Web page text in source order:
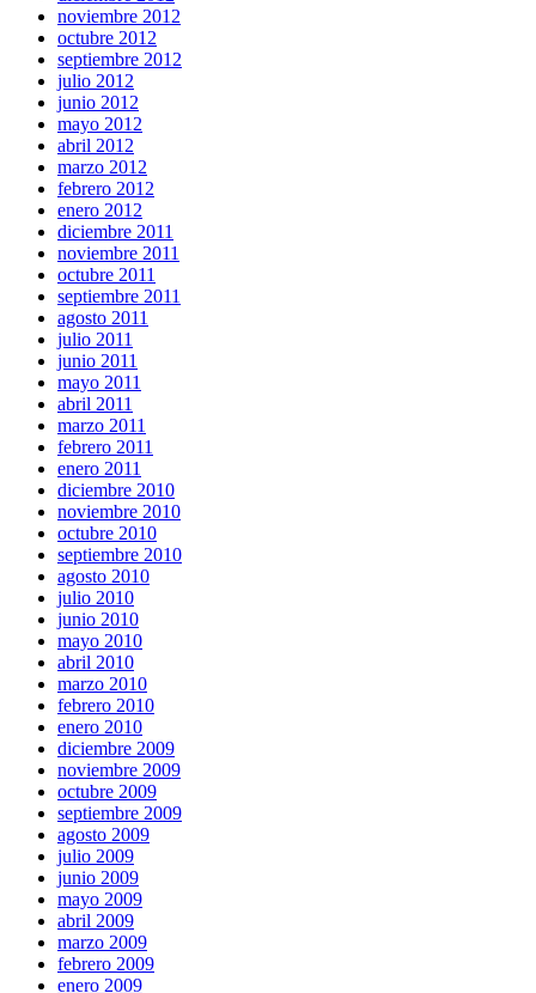
noviembre 2012
octubre 2012
septiembre 2012
julio 2012
junio 2012
mayo 2012
abril 2012
marzo 2012
febrero 2012
enero 2012
diciembre 2011
noviembre 2011
octubre 2011
septiembre 2011
agosto 2011
julio 2011
junio 2011
mayo 2011
abril 2011
marzo 2011
febrero 2011
enero 2011
diciembre 2010
noviembre 2010
octubre 2010
septiembre 2010
agosto 2010
julio 2010
junio 2010
mayo 2010
abril 2010
marzo 2010
febrero 2010
enero 2010
diciembre 2009
noviembre 2009
octubre 2009
septiembre 2009
agosto 2009
julio 2009
junio 2009
mayo 2009
abril 2009
marzo 2009
febrero 2009
enero 2009